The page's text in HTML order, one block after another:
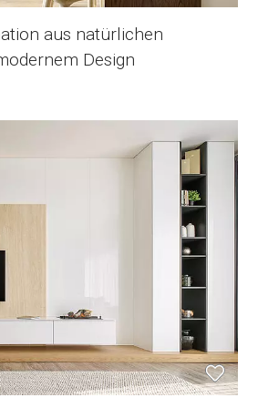
aus natürlichen
Design